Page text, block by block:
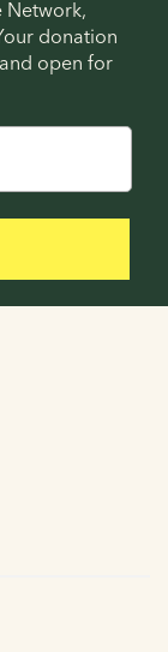
Network,
donation
open for